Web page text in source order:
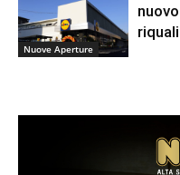
Nuove Aperture